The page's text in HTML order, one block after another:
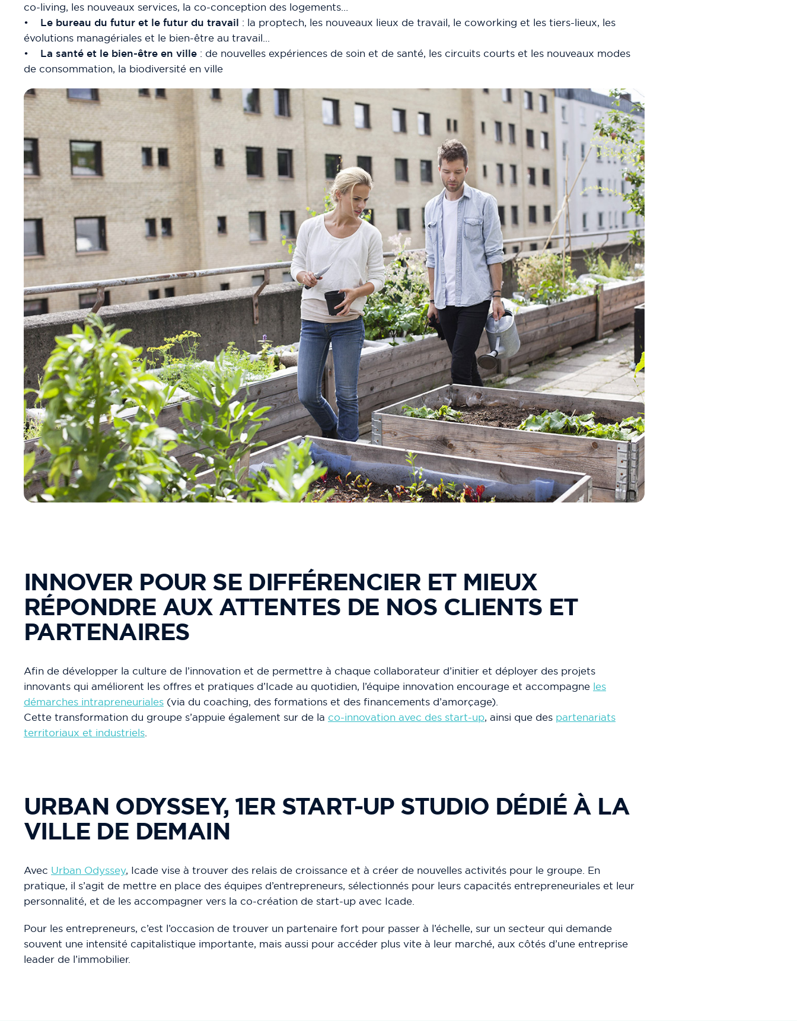
co-living, les nouveaux services, la co-conception des logements…
• Le bureau du futur et le futur du travail : la proptech, les nouveaux lieux de travail, le coworking et les tiers-lieux, les
évolutions managériales et le bien-être au travail...
• La santé et le bien-être en ville : de nouvelles expériences de soin et de santé, les circuits courts et les nouveaux modes
de consommation, la biodiversité en ville
INNOVER POUR SE DIFFÉRENCIER ET MIEUX
RÉPONDRE AUX ATTENTES DE NOS CLIENTS ET
PARTENAIRES
Afin de développer la culture de l’innovation et de permettre à chaque collaborateur d’initier et déployer des projets
innovants qui améliorent les offres et pratiques d’Icade au quotidien, l’équipe innovation encourage et accompagne les
démarches intrapreneuriales (via du coaching, des formations et des financements d’amorçage).
Cette transformation du groupe s’appuie également sur de la co-innovation avec des start-up, ainsi que des partenariats
territoriaux et industriels
URBAN ODYSSEY, 1ER START-UP STUDIO DÉDIÉ À LA
VILLE DE DEMAIN
Avec Urban Odyssey, Icade vise à trouver des relais de croissance et à créer de nouvelles activités pour le groupe. En
pratique, il s’agit de mettre en place des équipes d’entrepreneurs, sélectionnés pour leurs capacités entrepreneuriales et leur
personnalité, et de les accompagner vers la co-création de start-up avec Icade.
Pour les entrepreneurs, c’est l’occasion de trouver un partenaire fort pour passer à l’échelle, sur un secteur qui demande
souvent une intensité capitalistique importante, mais aussi pour accéder plus vite à leur marché, aux côtés d’une entreprise
leader de l’immobilier.